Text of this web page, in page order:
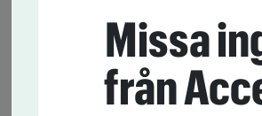
Missa
från